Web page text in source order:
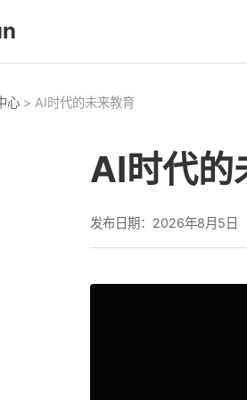
心 > AI时代的未来教育
AI时代的
发布日期：2026年8月5日